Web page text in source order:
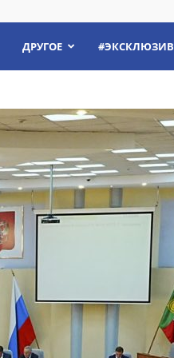
ДРУГОЕ #ЭКСКЛЮЗИВ